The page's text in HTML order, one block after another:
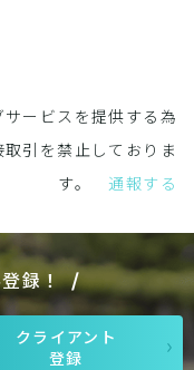
ービスを提供する為
引を禁止しておりま
す。通報する
録！
クライアント
登録